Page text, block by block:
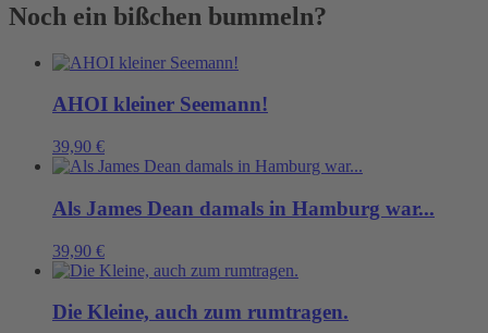
aber
Arbeit.
Noch ein bißchen bummeln?
AHOI kleiner Seemann!
39,90 €
Als James Dean damals in Hamburg war...
39,90 €
Die Kleine, auch zum rumtragen.